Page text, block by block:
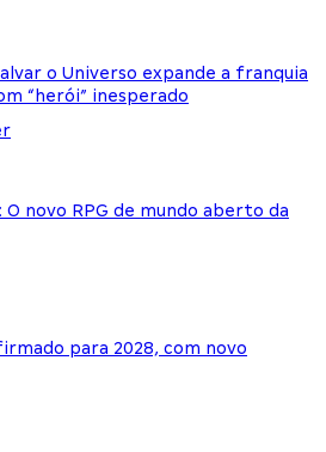
o Universo expande a franquia
“herói” inesperado
O novo RPG de mundo aberto da
para 2028, com novo